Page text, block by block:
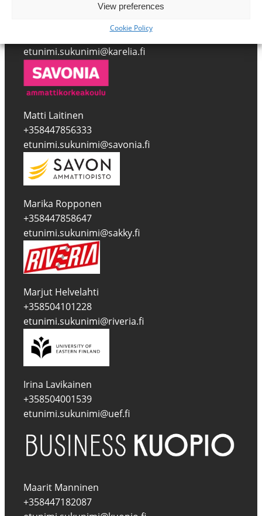
View preferences
Cookie Policy
etunimi.sukunimi@karelia.fi
Matti Laitinen
+358447856333
etunimi.sukunimi@savonia.fi
Marika Ropponen
+358447858647
etunimi.sukunimi@sakky.fi
Marjut Helvelahti
+358504101228
etunimi.sukunimi@riveria.fi
Irina Lavikainen
+358504001539
etunimi.sukunimi@uef.fi
Maarit Manninen
+358447182087